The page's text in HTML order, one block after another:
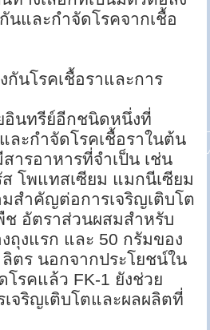
นและกำจัดโรคจากเชื้อ
กันโรคเชื้อราและการ
อินทรีย์อีกชนิดหนึ่งที่
ละกำจัดโรคเชื้อราในต้น
ารอาหารที่จำเป็น เช่น
โพแทสเซียม แมกนีเซียม
สำคัญต่อการเจริญเติบโต
อัตราส่วนผสมสำหรับ
ถุงแรก และ 50 กรัมของ
ตร นอกจากประโยชน์ใน
รคแล้ว FK-1 ยังช่วย
เจริญเติบโตและผลผลิตที่